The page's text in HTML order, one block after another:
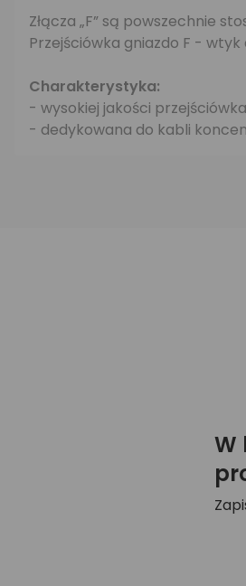
Złącza „F” są powszechnie
Przejściówka gniazdo F - wtyk
Charakterystyka:
- wysokiej jakości
- dedykowana do kabli
W